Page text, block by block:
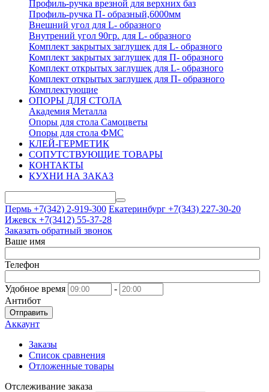
Профиль-ручка врезной для верхних баз
Профиль-ручка П- образный,6000мм
Внешний угол для L- образного
Внутрений угол 90гр. для L- образного
Комплект закрытых заглушек для L- образного
Комплект закрытых заглушек для П- образного
Комплект открытых заглушек для L- образного
Комплект открытых заглушек для П- образного
Комплектующие
ОПОРЫ ДЛЯ СТОЛА
Академия Металла
Опоры для стола Самоцветы
Опоры для стола ФМС
КЛЕЙ-ГЕРМЕТИК
СОПУТСТВУЮЩИЕ ТОВАРЫ
КОНТАКТЫ
КУХНИ НА ЗАКАЗ
Пермь +7(342) 2-919-300 Екатеринбург +7(343) 227-30-20
Ижевск +7(3412) 55-37-28
Заказать обратный звонок
Ваше имя
Телефон
Удобное время
-
Антибот
Отправить
Аккаунт
Заказы
Список сравнения
Отложенные товары
Отслеживание заказа